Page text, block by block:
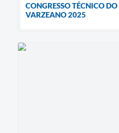
CONGRESSO TÉCNICO
VARZEANO 2025